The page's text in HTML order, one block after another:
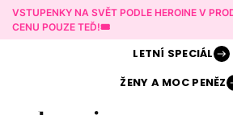
VSTUPENKY NA SVĚT PODLE HEROINE V
CENU POUZE TEĎ!🎟️
LETNÍ SPECIÁL
ŽENY AMOC PENĚZ